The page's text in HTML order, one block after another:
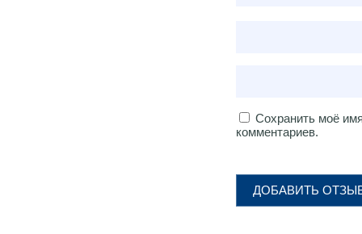
Сохранить моё
комментариев.